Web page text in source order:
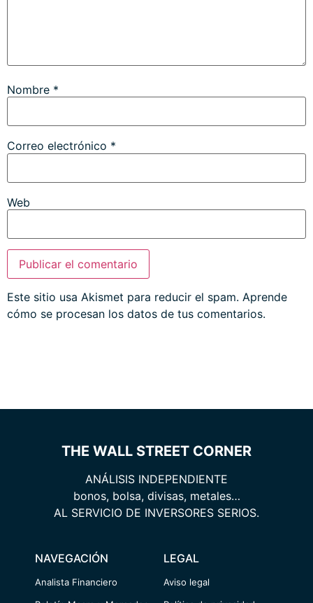
Nombre *
Correo electrónico *
Web
Este sitio usa Akismet para reducir el spam. Aprende
cómo se procesan los datos de tus comentarios.
THE WALL STREET CORNER
ANÁLISIS INDEPENDIENTE
bonos, bolsa, divisas, metales…
AL SERVICIO DE INVERSORES SERIOS.
NAVEGACIÓN
Analista Financiero
LEGAL
Aviso legal